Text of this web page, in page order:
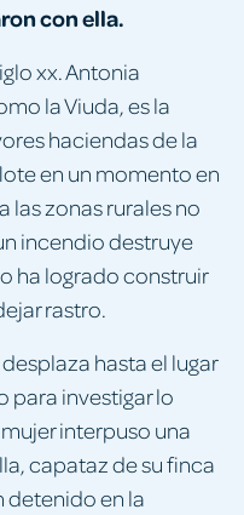
con ella.
xx. Antonia
la Viuda, es la
haciendas de la
en un momento en
las zonas rurales no
incendio destruye
ha logrado construir
rastro.
hasta el lugar
para investigar lo
interpuso una
capataz de su finca
detenido en la